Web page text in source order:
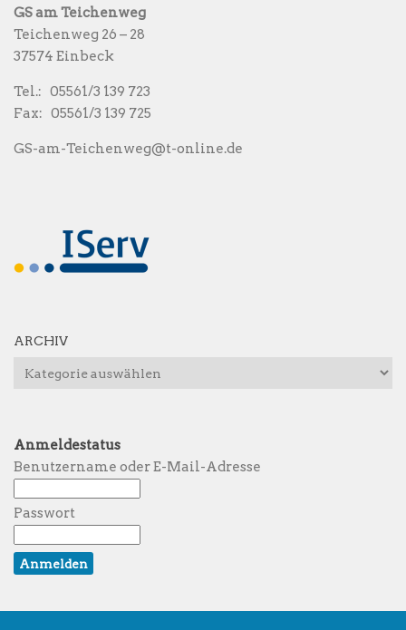
GS am Teichenweg
Teichenweg 26 – 28
37574 Einbeck
Tel.: 05561/3 139 723
Fax: 05561/3 139 725
GS-am-Teichenweg@t-online.de
ARCHIV
Archiv
Anmeldestatus
Benutzername oder E-Mail-Adresse
Passwort